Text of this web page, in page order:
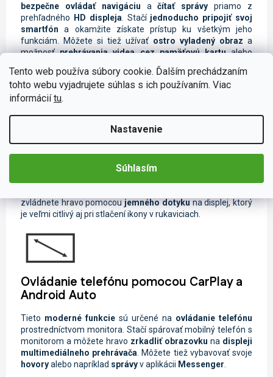
Tento web používa súbory cookie. Ďalším prechádzaním
tohto webu vyjadrujete súhlas s ich používaním. Viac
informáciítu.
Nastavenie
Súhlasím
bezpečne ovládať navigáciu ačítať správy priamo z
prehľadného HD displeja . Stačí jednoducho pripojiť svoj
smartfón a okamžite získate prístup ku všetkým jeho
funkciám. Môžete si tiež užívať ostro vyladený obraz a
možnosťprehrávania videa cez pamäťovú kartualebo
. S rozlíšením
LCD displejomprinesiete na váš motocykel tennajlepší
multimediálny zážitok.
Prehľadná dotyková obrazovka
displej multimediálneho monitora je zameraný na
dokonalé ovládanie smaximálnym prehľadom. Obraz
monitora je vHD rozlíšenís uhlopriečkou o neuveriteľných
. Vďaka veľkosti obrazovky disponuje monitor
zvládnete hravo pomocoujemného dotykuna displej, ktorý
je veľmi citlivý aj pri stlačení ikony v rukaviciach.
Ovládanie telefónu pomocou CarPlay a
Android Auto
Tieto moderné funkcie sú určené na ovládanie telefónu
prostredníctvom monitora. Stačí spárovať mobilný telefón s
monitorom a môžete hravo zrkadliť obrazovku na displeji
multimediálneho prehrávača . Môžete tiež vybavovať svoje
hovoryalebo napríklad správyv aplikácii Messenger